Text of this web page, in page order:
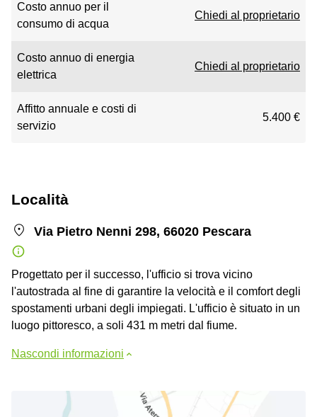
Costo annuo per il
consumo di acqua
Chiedi al proprietario
Costo annuo di energia
elettrica
Chiedi al proprietario
Affitto annuale e costi di
servizio
5.400 €
Località
Via Pietro Nenni 298, 66020 Pescara
Progettato per il successo, l'ufficio si trova vicino
l'autostrada al fine di garantire la velocità e il comfort degli
spostamenti urbani degli impiegati. L'ufficio è situato in un
luogo pittoresco, a soli 431 m metri dal fiume.
Nascondi informazioni